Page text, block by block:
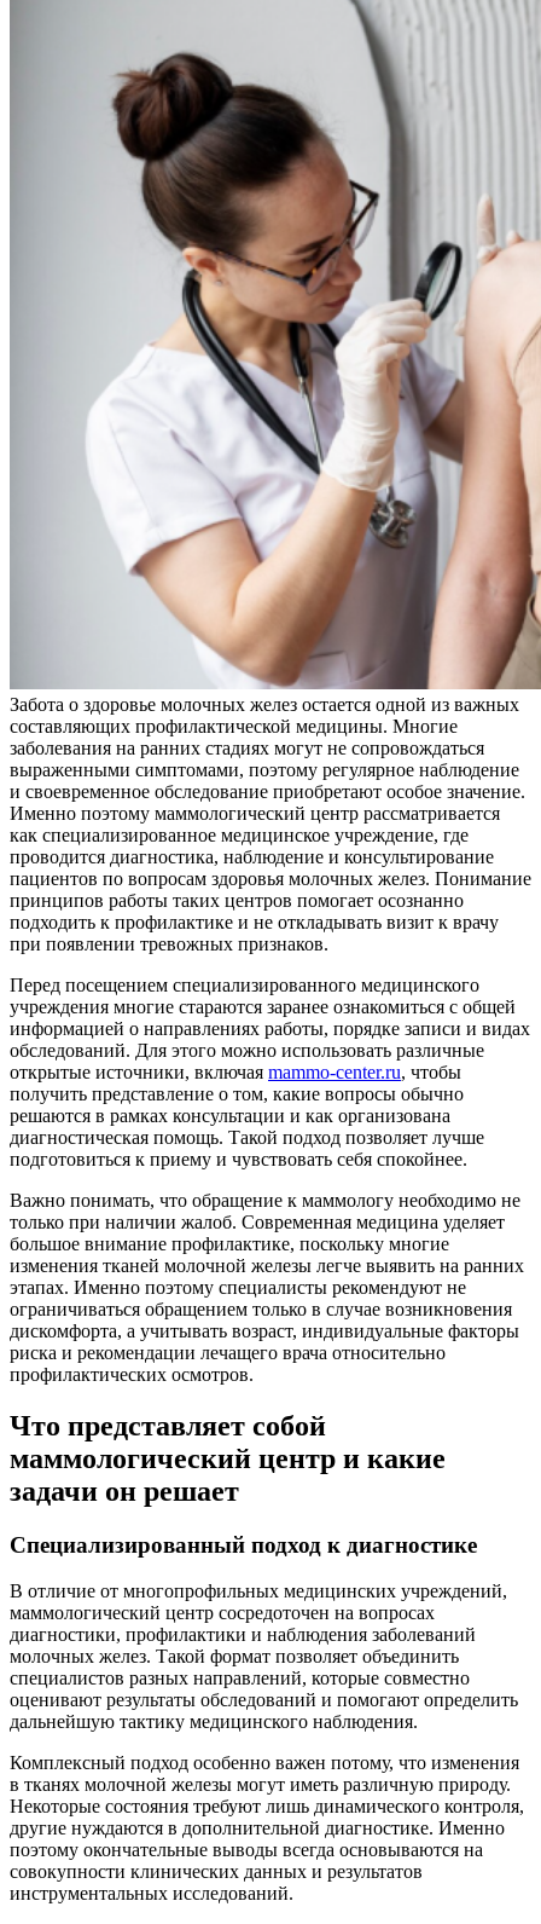
Забота о здоровье молочных желез остается одной из важных
составляющих профилактической медицины. Многие
заболевания на ранних стадиях могут не сопровождаться
выраженными симптомами, поэтому регулярное наблюдение
и своевременное обследование приобретают особое значение.
Именно поэтому маммологический центр рассматривается
как специализированное медицинское учреждение, где
проводится диагностика, наблюдение и консультирование
пациентов по вопросам здоровья молочных желез. Понимание
принципов работы таких центров помогает осознанно
подходить к профилактике и не откладывать визит к врачу
при появлении тревожных признаков.
Перед посещением специализированного медицинского
учреждения многие стараются заранее ознакомиться с общей
информацией о направлениях работы, порядке записи и видах
обследований. Для этого можно использовать различные
открытые источники, включая mammo-center.ru, чтобы
получить представление о том, какие вопросы обычно
решаются в рамках консультации и как организована
диагностическая помощь. Такой подход позволяет лучше
подготовиться к приему и чувствовать себя спокойнее.
Важно понимать, что обращение к маммологу необходимо не
только при наличии жалоб. Современная медицина уделяет
большое внимание профилактике, поскольку многие
изменения тканей молочной железы легче выявить на ранних
этапах. Именно поэтому специалисты рекомендуют не
ограничиваться обращением только в случае возникновения
дискомфорта, а учитывать возраст, индивидуальные факторы
риска и рекомендации лечащего врача относительно
профилактических осмотров.
Что представляет собой
маммологический центр и какие
задачи он решает
Специализированный подход к диагностике
В отличие от многопрофильных медицинских учреждений,
маммологический центр сосредоточен на вопросах
диагностики, профилактики и наблюдения заболеваний
молочных желез. Такой формат позволяет объединить
специалистов разных направлений, которые совместно
оценивают результаты обследований и помогают определить
дальнейшую тактику медицинского наблюдения.
Комплексный подход особенно важен потому, что изменения
в тканях молочной железы могут иметь различную природу.
Некоторые состояния требуют лишь динамического контроля,
другие нуждаются в дополнительной диагностике. Именно
поэтому окончательные выводы всегда основываются на
совокупности клинических данных и результатов
инструментальных исследований.